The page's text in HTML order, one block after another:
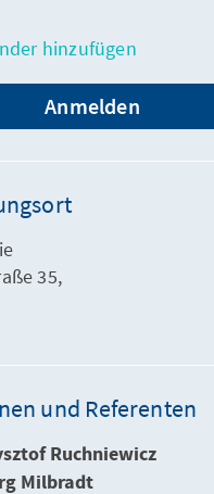
hinzufügen
Anmelden
35,
und Referenten
Ruchniewicz
Milbradt